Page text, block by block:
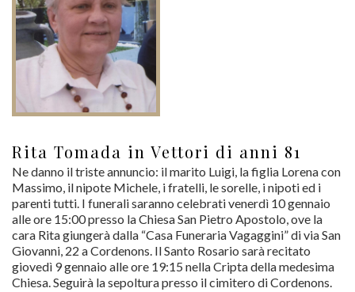
Rita Tomada in Vettori di anni 81
Ne danno il triste annuncio: il marito Luigi, la figlia Lorena con
Massimo, il nipote Michele, i fratelli, le sorelle, i nipoti ed i
parenti tutti. I funerali saranno celebrati venerdì 10 gennaio
alle ore 15:00 presso la Chiesa San Pietro Apostolo, ove la
cara Rita giungerà dalla “Casa Funeraria Vagaggini” di via San
Giovanni, 22 a Cordenons. Il Santo Rosario sarà recitato
giovedì 9 gennaio alle ore 19:15 nella Cripta della medesima
Chiesa. Seguirà la sepoltura presso il cimitero di Cordenons.